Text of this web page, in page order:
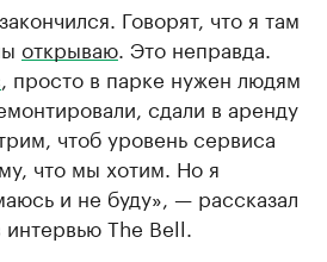
Говорят, что я там
открываю . Это неправда.
, просто в парке нужен людям
сдали в аренду
чтоб уровень сервиса
что мы хотим. Но я
и не буду», — рассказал
The Bell.